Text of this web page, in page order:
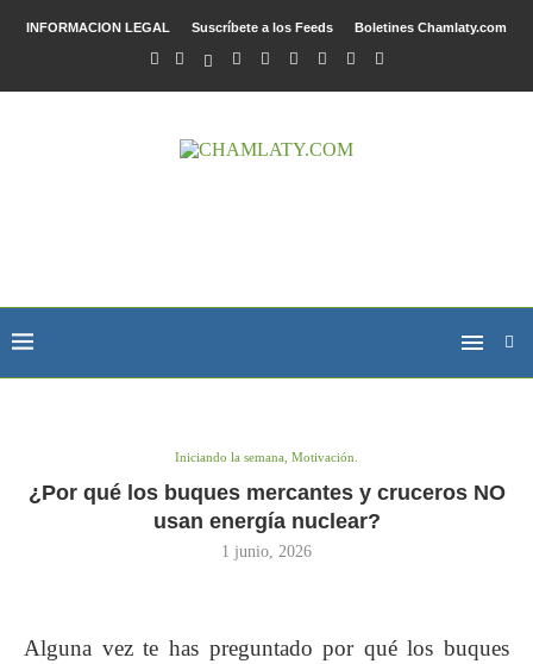
INFORMACION LEGAL Suscríbete a los Feeds Boletines Chamlaty.com
Iniciando la semana, Motivación.
¿Por qué los buques mercantes y cruceros NO
usan energía nuclear?
1 junio, 2026
Alguna vez te has preguntado por qué los buques